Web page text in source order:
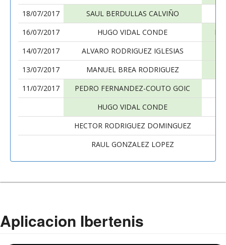
18/07/2017
SAUL BERDULLAS CALVIÑO
16/07/2017
HUGO VIDAL CONDE
14/07/2017
ALVARO RODRIGUEZ IGLESIAS
13/07/2017
MANUEL BREA RODRIGUEZ
11/07/2017
PEDRO FERNANDEZ-COUTO GOIC
HUGO VIDAL CONDE
HECTOR RODRIGUEZ DOMINGUEZ
RAUL GONZALEZ LOPEZ
Aplicacion Ibertenis